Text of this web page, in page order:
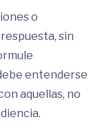
o
sin
entenderse
aquellas, no